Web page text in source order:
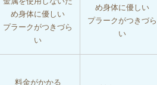
め身体に優しい
プラークがつきづら
い
め身体に優しい
プラークがつきづら
い
料金がかかる